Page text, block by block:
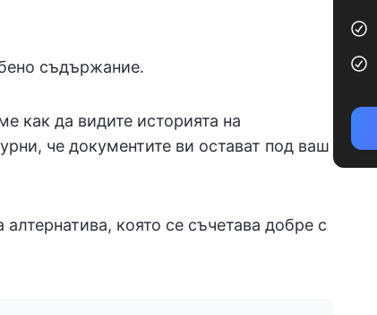
съдържание.
как да видите историята на
че документите ви остават под ваш
която се съчетава добре с